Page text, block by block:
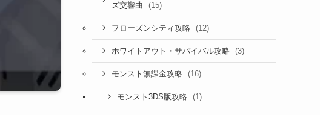
ズ交響曲
(15)
フローズンシティ攻略 (12)
ホワイトアウト・サバイバル攻略 (3)
モンスト無課金攻略 (16)
モンスト3DS版攻略 (1)